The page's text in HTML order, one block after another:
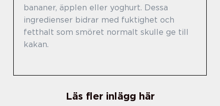
bananer, äpplen eller yoghurt. Dessa
ingredienser bidrar med fuktighet och
fetthalt som smöret normalt skulle ge till
kakan.
Läs fler inlägg här